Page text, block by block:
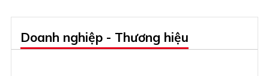
Doanh nghiệp - Thương hiệu